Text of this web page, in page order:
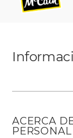
ACERCA
PERSONAL